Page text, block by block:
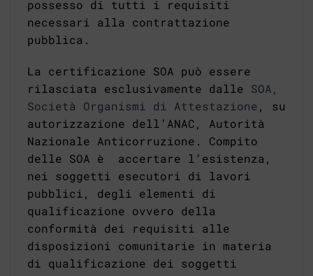
possesso di tutti i requisiti
necessari alla contrattazione
pubblica.
La certificazione SOA può essere
rilasciata esclusivamente dalle SOA,
Società Organismi di Attestazione, su
autorizzazione dell’ANAC, Autorità
Nazionale Anticorruzione. Compito
delle SOA è accertare l’esistenza,
nei soggetti esecutori di lavori
pubblici, degli elementi di
qualificazione ovvero della
conformità dei requisiti alle
disposizioni comunitarie in materia
di qualificazione dei soggetti